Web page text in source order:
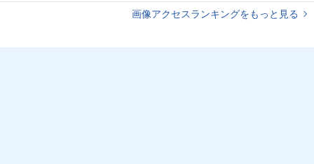
画像アクセスランキングをもっと見る